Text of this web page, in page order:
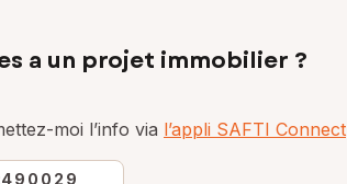
a un projet immobilier ?
moi l’info via l’appli SAFTI Connect
490029